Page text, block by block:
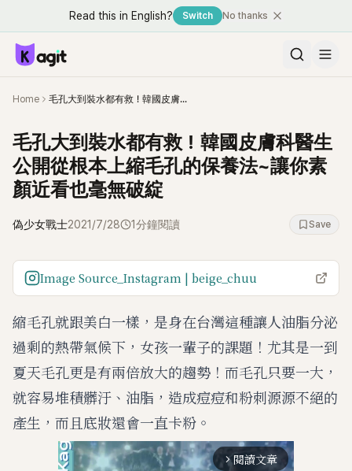
Read this in English? Switch No thanks
Home 毛孔大到裝水都有救！韓國皮膚科醫生公開從根本上縮毛孔的保養法~讓你素顏近看也毫無破綻
毛孔大到裝水都有救！韓國皮膚科醫生
公開從根本上縮毛孔的保養法~讓你素
顏近看也毫無破綻
偽少女戰士2021/7/28 1分鐘閱讀 Save
Image Source_Instagram | beige_chuu
縮毛孔就跟美白一樣，是身在台灣這種讓人油脂分泌
過剩的熱帶氣候下，女孩一輩子的課題！尤其是一到
夏天毛孔更是有兩倍放大的趨勢！而毛孔只要一大，
就容易堆積髒汙、油脂，造成痘痘和粉刺源源不絕的
產生，而且底妝還會一直卡粉。
arrow_forward_ios 閱讀文章